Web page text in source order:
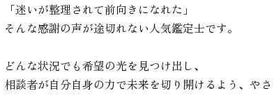
「迷いが整理されて前向きになれた」
そんな感謝の声が途切れない人気鑑定士です。
どんな状況でも希望の光を見つけ出し、
相談者が自分自身の力で未来を切り開けるよう、やさ